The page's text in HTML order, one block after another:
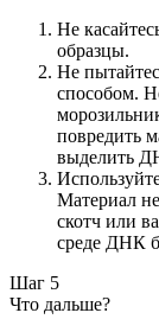
Не
образцы.
Не
способом.
повредить
выделить
Материал
скотч или
среде ДНК
Шаг 5
Что дальше?